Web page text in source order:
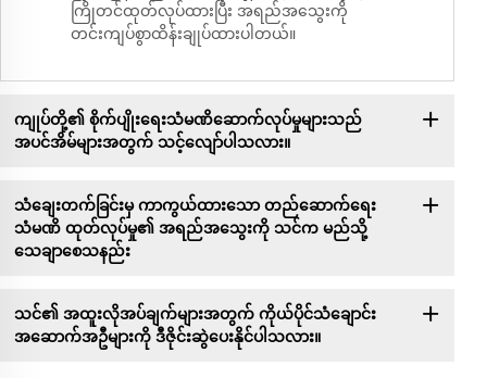
ကြိုတင်ထုတ်လုပ်ထားပြီး အရည်အသွေးကို
တင်းကျပ်စွာထိန်းချုပ်ထားပါတယ်။
ကျုပ်တို့၏ စိုက်ပျိုးရေးသံမဏိဆောက်လုပ်မှုများသည်
အပင်အိမ်များအတွက် သင့်လျော်ပါသလား။
သံချေးတက်ခြင်းမှ ကာကွယ်ထားသော တည်ဆောက်ရေး
သံမဏိ ထုတ်လုပ်မှု၏ အရည်အသွေးကို သင်က မည်သို့
သေချာစေသနည်း
သင်၏ အထူးလိုအပ်ချက်များအတွက် ကိုယ်ပိုင်သံချောင်း
အဆောက်အဦများကို ဒီဇိုင်းဆွဲပေးနိုင်ပါသလား။